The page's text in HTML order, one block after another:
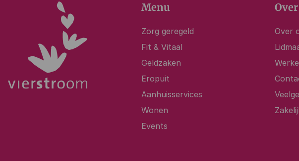
Menu
Zorg geregeld
Fit & Vitaal
Geldzaken
Eropuit
Aanhuisservices
Wonen
Events
Over